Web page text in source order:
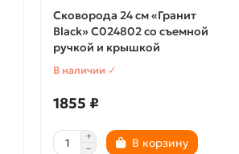
Сковорода 24 см «Гранит
Black» С024802 со съемной
ручкой и крышкой
В наличии ✓
1855 ₽
В корзину